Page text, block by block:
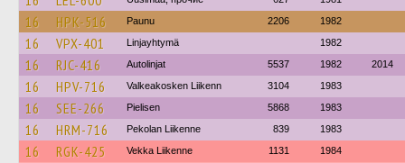
16 HPK-516 Paunu 2206 1982
16 VPX-401 Linjayhtymä 1982
16 RJC-416 Autolinjat 5537 1982 2014
16 HPV-716 Valkeakosken Liikenn 3104 1983
16 SEE-266 Pielisen 5868 1983
16 HRM-716 Pekolan Liikenne 839 1983
16 RGK-425 Vekka Liikenne 1131 1984